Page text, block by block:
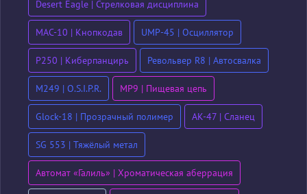
Desert Eagle | Стрелковая дисциплина
MAC-10 | Кнопкодав UMP-45 | Осциллятор
P250 | Киберпанцирь Револьвер R8 | Автосвалка
M249 | O.S.I.P.R. MP9 | Пищевая цепь
Glock-18 | Прозрачный полимер AK-47 | Сланец
SG 553 | Тяжёлый метал
Автомат «Галиль» | Хроматическая аберрация